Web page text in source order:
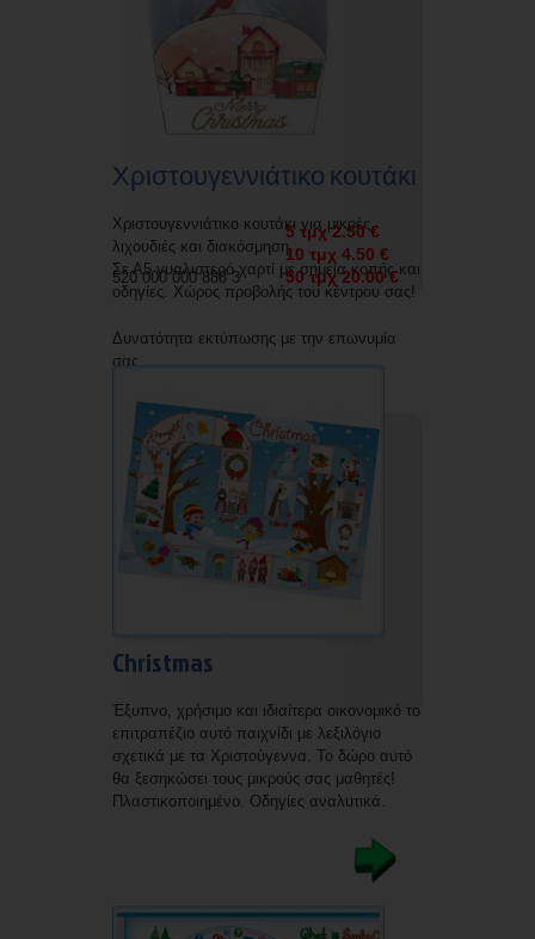
Χριστουγεννιάτικο κουτάκι
Χριστουγεννιάτικο κουτάκι για μικρές
λιχουδιές και διακόσμηση.
Σε Α5 γυαλιστερό χαρτί με σημεία κοπής και
οδηγίες. Χώρος προβολής του κέντρου σας!
Δυνατότητα εκτύπωσης με την επωνυμία
σας.
5 τμχ 2.50 €
10 τμχ 4.50 €
50 τμχ 20.00 €
520 000 000 888 3
Christmas
Έξυπνο, χρήσιμο και ιδιαίτερα οικονομικό το
επιτραπέζιο αυτό παιχνίδι με λεξιλόγιο
σχετικά με τα Χριστούγεννα. Το δώρο αυτό
θα ξεσηκώσει τους μικρούς σας μαθητές!
Πλαστικοποιημένο. Οδηγίες αναλυτικά.